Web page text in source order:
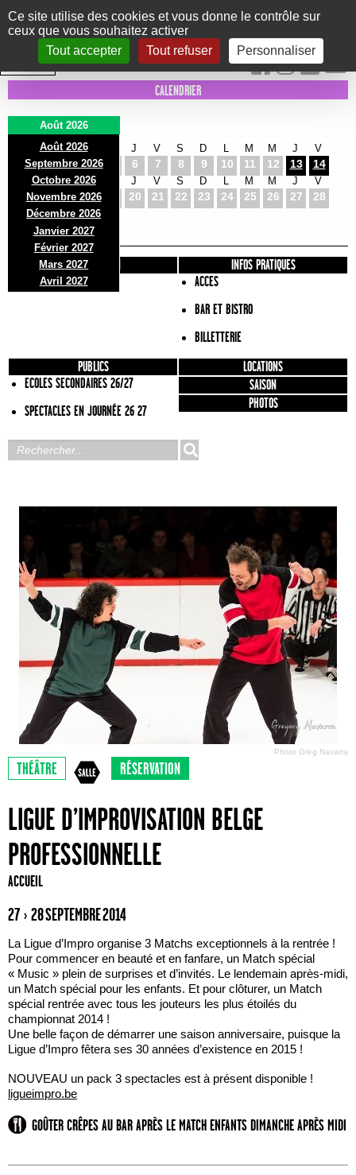
Panneau de gestion des cookies
Ce site utilise des cookies et vous donne le contrôle sur
ceux que vous souhaitez activer
Tout accepter
Tout refuser Personnaliser
Le Marni
CONCERTS DANSE/CIRQUE THÉÂTRE KIDS EXPOS EVENTS
INTRA MUROS
CALENDRIER
Août 2026
Août 2026
Septembre 2026
Octobre 2026
Novembre 2026
Décembre 2026
Janvier 2027
Février 2027
Mars 2027
Avril 2027
D
2
L
3
M
4
J
6
V
7
S
8
D
9 10
M
11
M
12
J
13
V
14
D
16
L
17
M
18
J
20
V
21
S
22
D
23 24
M
25
M
26
J
27
V
28
D
30
L
31
PRÉSENTATION
INFOS PRATIQUES
ACCES
BAR ET BISTRO
BILLETTERIE
PUBLICS
ECOLES SECONDAIRES 26/27
SPECTACLES EN JOURNÉE 26 27
LOCATIONS
SAISON
PHOTOS
Photo Greg Navarra
THÉÂTRE RÉSERVATION
LIGUE D’IMPROVISATION BELGE
PROFESSIONNELLE
ACCUEIL
27 › 28 SEPTEMBRE 2014
La Ligue d’Impro organise 3 Matchs exceptionnels à la rentrée !
Pour commencer en beauté et en fanfare, un Match spécial
« Music » plein de surprises et d’invités. Le lendemain après-midi,
un Match spécial pour les enfants. Et pour clôturer, un Match
spécial rentrée avec tous les jouteurs les plus étoilés du
championnat 2014 !
Une belle façon de démarrer une saison anniversaire, puisque la
Ligue d’Impro fêtera ses 30 années d’existence en 2015 !
NOUVEAU un pack 3 spectacles est à présent disponible !
ligueimpro.be
GOÛTER CRÊPES AU BAR APRÈS LE MATCH ENFANTS DIMANCHE APRÈS MIDI